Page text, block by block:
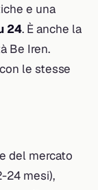
e una
24. È anche la
Be Iren.
le stesse
del mercato
24 mesi),